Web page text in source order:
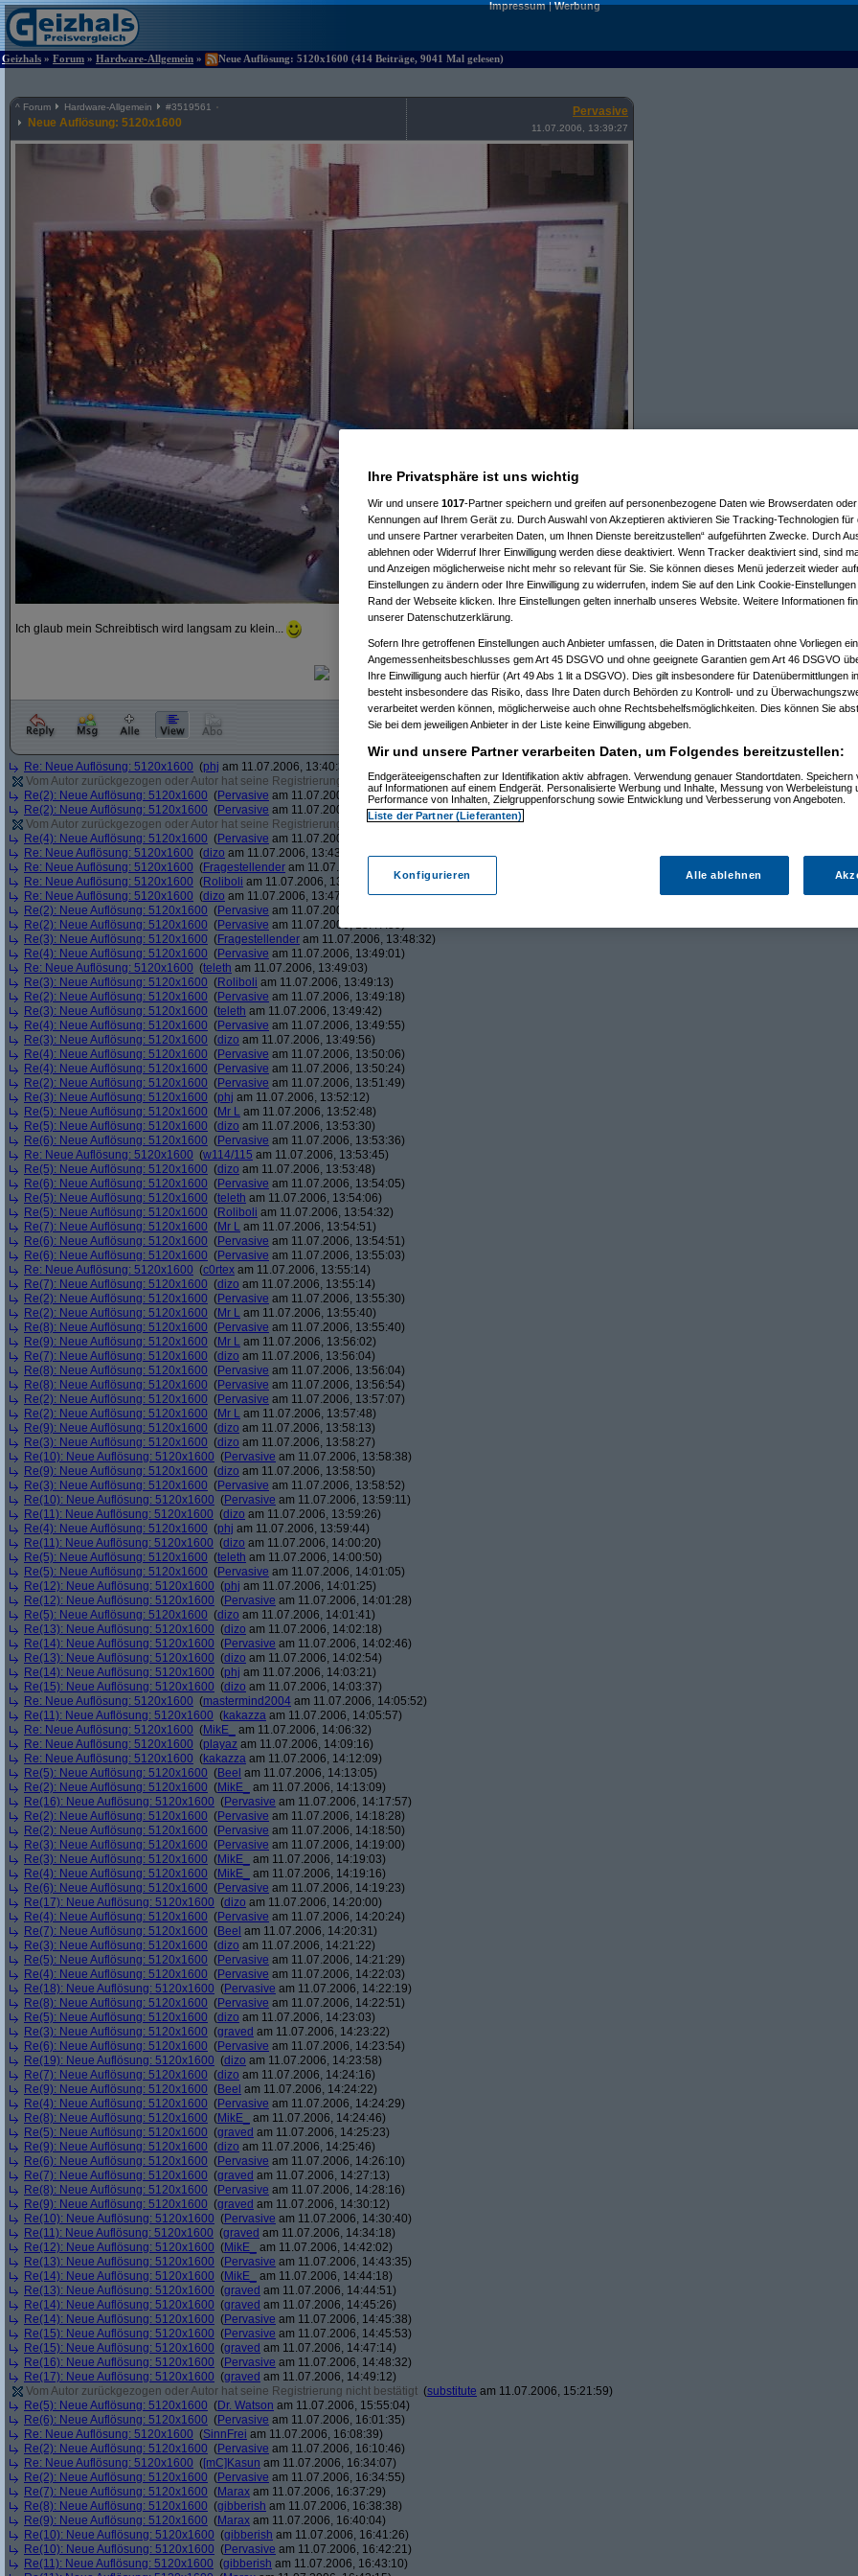
Impressum|Werbung
Geizhals » Forum » Hardware-Allgemein » Neue Auflösung: 5120x1600 (414 Beiträge, 9041 Mal gelesen)
^ Forum Hardware-Allgemein #3519561
Neue Auflösung: 5120x1600
Pervasive
11.07.2006, 13:39:27
Ich glaub mein Schreibtisch wird langsam zu klein...
Re: Neue Auflösung: 5120x1600 (phj am 11.07.2006, 13:40:39)
Vom Autor zurückgezogen oder Autor hat seine Registrierung nicht bestätigt(Nagelfaram 11.07.2006, 13:41:09)
Re(2): Neue Auflösung: 5120x1600 (Pervasive am 11.07.2006, 13:41:12)
Re(2): Neue Auflösung: 5120x1600 (Pervasive am 11.07.2006, 13:41:43)
Vom Autor zurückgezogen oder Autor hat seine Registrierung nicht bestätigt(Nagelfaram 11.07.2006, 13:42:40)
Re(4): Neue Auflösung: 5120x1600 (Pervasive am 11.07.2006, 13:43:22)
Re: Neue Auflösung: 5120x1600 (dizo am 11.07.2006, 13:43:54)
Re: Neue Auflösung: 5120x1600 (Fragestellender am 11.07.2006, 13:46:11)
Re: Neue Auflösung: 5120x1600 (Roliboli am 11.07.2006, 13:47:18)
Re: Neue Auflösung: 5120x1600 (dizo am 11.07.2006, 13:47:29)
Re(2): Neue Auflösung: 5120x1600 (Pervasive am 11.07.2006, 13:47:45)
Re(2): Neue Auflösung: 5120x1600 (Pervasive am 11.07.2006, 13:47:59)
Re(3): Neue Auflösung: 5120x1600 (Fragestellender am 11.07.2006, 13:48:32)
Re(4): Neue Auflösung: 5120x1600 (Pervasive am 11.07.2006, 13:49:01)
Re: Neue Auflösung: 5120x1600 (teleth am 11.07.2006, 13:49:03)
Re(3): Neue Auflösung: 5120x1600 (Roliboli am 11.07.2006, 13:49:13)
Re(2): Neue Auflösung: 5120x1600 (Pervasive am 11.07.2006, 13:49:18)
Re(3): Neue Auflösung: 5120x1600 (teleth am 11.07.2006, 13:49:42)
Re(4): Neue Auflösung: 5120x1600 (Pervasive am 11.07.2006, 13:49:55)
Re(3): Neue Auflösung: 5120x1600 (dizo am 11.07.2006, 13:49:56)
Re(4): Neue Auflösung: 5120x1600 (Pervasive am 11.07.2006, 13:50:06)
Re(4): Neue Auflösung: 5120x1600 (Pervasive am 11.07.2006, 13:50:24)
Re(2): Neue Auflösung: 5120x1600 (Pervasive am 11.07.2006, 13:51:49)
Re(3): Neue Auflösung: 5120x1600 (phj am 11.07.2006, 13:52:12)
Re(5): Neue Auflösung: 5120x1600 (Mr L am 11.07.2006, 13:52:48)
Re(5): Neue Auflösung: 5120x1600 (dizo am 11.07.2006, 13:53:30)
Re(6): Neue Auflösung: 5120x1600 (Pervasive am 11.07.2006, 13:53:36)
Re: Neue Auflösung: 5120x1600 (w114/115 am 11.07.2006, 13:53:45)
Re(5): Neue Auflösung: 5120x1600 (dizo am 11.07.2006, 13:53:48)
Re(6): Neue Auflösung: 5120x1600 (Pervasive am 11.07.2006, 13:54:05)
Re(5): Neue Auflösung: 5120x1600 (teleth am 11.07.2006, 13:54:06)
Re(5): Neue Auflösung: 5120x1600 (Roliboli am 11.07.2006, 13:54:32)
Re(7): Neue Auflösung: 5120x1600 (Mr L am 11.07.2006, 13:54:51)
Re(6): Neue Auflösung: 5120x1600 (Pervasive am 11.07.2006, 13:54:51)
Re(6): Neue Auflösung: 5120x1600 (Pervasive am 11.07.2006, 13:55:03)
Re: Neue Auflösung: 5120x1600 (c0rtex am 11.07.2006, 13:55:14)
Re(7): Neue Auflösung: 5120x1600 (dizo am 11.07.2006, 13:55:14)
Re(2): Neue Auflösung: 5120x1600 (Pervasive am 11.07.2006, 13:55:30)
Re(2): Neue Auflösung: 5120x1600 (Mr L am 11.07.2006, 13:55:40)
Re(8): Neue Auflösung: 5120x1600 (Pervasive am 11.07.2006, 13:55:40)
Re(9): Neue Auflösung: 5120x1600 (Mr L am 11.07.2006, 13:56:02)
Re(7): Neue Auflösung: 5120x1600 (dizo am 11.07.2006, 13:56:04)
Re(8): Neue Auflösung: 5120x1600 (Pervasive am 11.07.2006, 13:56:04)
Re(8): Neue Auflösung: 5120x1600 (Pervasive am 11.07.2006, 13:56:54)
Re(2): Neue Auflösung: 5120x1600 (Pervasive am 11.07.2006, 13:57:07)
Re(2): Neue Auflösung: 5120x1600 (Mr L am 11.07.2006, 13:57:48)
Re(9): Neue Auflösung: 5120x1600 (dizo am 11.07.2006, 13:58:13)
Re(3): Neue Auflösung: 5120x1600 (dizo am 11.07.2006, 13:58:27)
Re(10): Neue Auflösung: 5120x1600 (Pervasive am 11.07.2006, 13:58:38)
Re(9): Neue Auflösung: 5120x1600 (dizo am 11.07.2006, 13:58:50)
Re(3): Neue Auflösung: 5120x1600 (Pervasive am 11.07.2006, 13:58:52)
Re(10): Neue Auflösung: 5120x1600 (Pervasive am 11.07.2006, 13:59:11)
Re(11): Neue Auflösung: 5120x1600 (dizo am 11.07.2006, 13:59:26)
Re(4): Neue Auflösung: 5120x1600 (phj am 11.07.2006, 13:59:44)
Re(11): Neue Auflösung: 5120x1600 (dizo am 11.07.2006, 14:00:20)
Re(5): Neue Auflösung: 5120x1600 (teleth am 11.07.2006, 14:00:50)
Re(5): Neue Auflösung: 5120x1600 (Pervasive am 11.07.2006, 14:01:05)
Re(12): Neue Auflösung: 5120x1600 (phj am 11.07.2006, 14:01:25)
Re(12): Neue Auflösung: 5120x1600 (Pervasive am 11.07.2006, 14:01:28)
Re(5): Neue Auflösung: 5120x1600 (dizo am 11.07.2006, 14:01:41)
Re(13): Neue Auflösung: 5120x1600 (dizo am 11.07.2006, 14:02:18)
Re(14): Neue Auflösung: 5120x1600 (Pervasive am 11.07.2006, 14:02:46)
Re(13): Neue Auflösung: 5120x1600 (dizo am 11.07.2006, 14:02:54)
Re(14): Neue Auflösung: 5120x1600 (phj am 11.07.2006, 14:03:21)
Re(15): Neue Auflösung: 5120x1600 (dizo am 11.07.2006, 14:03:37)
Re: Neue Auflösung: 5120x1600 (mastermind2004 am 11.07.2006, 14:05:52)
Re(11): Neue Auflösung: 5120x1600 (kakazza am 11.07.2006, 14:05:57)
Re: Neue Auflösung: 5120x1600 (MikE_
am 11.07.2006, 14:06:32)
Re: Neue Auflösung: 5120x1600 (playaz am 11.07.2006, 14:09:16)
Re: Neue Auflösung: 5120x1600 (kakazza am 11.07.2006, 14:12:09)
Re(5): Neue Auflösung: 5120x1600 (Beel am 11.07.2006, 14:13:05)
Re(2): Neue Auflösung: 5120x1600 (MikE_
am 11.07.2006, 14:13:09)
Re(16): Neue Auflösung: 5120x1600 (Pervasive am 11.07.2006, 14:17:57)
Re(2): Neue Auflösung: 5120x1600 (Pervasive am 11.07.2006, 14:18:28)
Re(2): Neue Auflösung: 5120x1600 (Pervasive am 11.07.2006, 14:18:50)
Re(3): Neue Auflösung: 5120x1600 (Pervasive am 11.07.2006, 14:19:00)
Re(3): Neue Auflösung: 5120x1600 (MikE_
am 11.07.2006, 14:19:03)
Re(4): Neue Auflösung: 5120x1600 (MikE_
am 11.07.2006, 14:19:16)
Re(6): Neue Auflösung: 5120x1600 (Pervasive am 11.07.2006, 14:19:23)
Re(17): Neue Auflösung: 5120x1600 (dizo am 11.07.2006, 14:20:00)
Re(4): Neue Auflösung: 5120x1600 (Pervasive am 11.07.2006, 14:20:24)
Re(7): Neue Auflösung: 5120x1600 (Beel am 11.07.2006, 14:20:31)
Re(3): Neue Auflösung: 5120x1600 (dizo am 11.07.2006, 14:21:22)
Re(5): Neue Auflösung: 5120x1600 (Pervasive am 11.07.2006, 14:21:29)
Re(4): Neue Auflösung: 5120x1600 (Pervasive am 11.07.2006, 14:22:03)
Re(18): Neue Auflösung: 5120x1600 (Pervasive am 11.07.2006, 14:22:19)
Re(8): Neue Auflösung: 5120x1600 (Pervasive am 11.07.2006, 14:22:51)
Re(5): Neue Auflösung: 5120x1600 (dizo am 11.07.2006, 14:23:03)
Re(3): Neue Auflösung: 5120x1600 (graved am 11.07.2006, 14:23:22)
Re(6): Neue Auflösung: 5120x1600 (Pervasive am 11.07.2006, 14:23:54)
Re(19): Neue Auflösung: 5120x1600 (dizo am 11.07.2006, 14:23:58)
Re(7): Neue Auflösung: 5120x1600 (dizo am 11.07.2006, 14:24:16)
Re(9): Neue Auflösung: 5120x1600 (Beel am 11.07.2006, 14:24:22)
Re(4): Neue Auflösung: 5120x1600 (Pervasive am 11.07.2006, 14:24:29)
Re(8): Neue Auflösung: 5120x1600 (MikE_
am 11.07.2006, 14:24:46)
Re(5): Neue Auflösung: 5120x1600 (graved am 11.07.2006, 14:25:23)
Re(9): Neue Auflösung: 5120x1600 (dizo am 11.07.2006, 14:25:46)
Re(6): Neue Auflösung: 5120x1600 (Pervasive am 11.07.2006, 14:26:10)
Re(7): Neue Auflösung: 5120x1600 (graved am 11.07.2006, 14:27:13)
Re(8): Neue Auflösung: 5120x1600 (Pervasive am 11.07.2006, 14:28:16)
Re(9): Neue Auflösung: 5120x1600 (graved am 11.07.2006, 14:30:12)
Re(10): Neue Auflösung: 5120x1600 (Pervasive am 11.07.2006, 14:30:40)
Re(11): Neue Auflösung: 5120x1600 (graved am 11.07.2006, 14:34:18)
Re(12): Neue Auflösung: 5120x1600 (MikE_
am 11.07.2006, 14:42:02)
Re(13): Neue Auflösung: 5120x1600 (Pervasive am 11.07.2006, 14:43:35)
Re(14): Neue Auflösung: 5120x1600 (MikE_
am 11.07.2006, 14:44:18)
Re(13): Neue Auflösung: 5120x1600 (graved am 11.07.2006, 14:44:51)
Re(14): Neue Auflösung: 5120x1600 (graved am 11.07.2006, 14:45:26)
Re(14): Neue Auflösung: 5120x1600 (Pervasive am 11.07.2006, 14:45:38)
Re(15): Neue Auflösung: 5120x1600 (Pervasive am 11.07.2006, 14:45:53)
Re(15): Neue Auflösung: 5120x1600 (graved am 11.07.2006, 14:47:14)
Re(16): Neue Auflösung: 5120x1600 (Pervasive am 11.07.2006, 14:48:32)
Re(17): Neue Auflösung: 5120x1600 (graved am 11.07.2006, 14:49:12)
Vom Autor zurückgezogen oder Autor hat seine Registrierung nicht bestätigt (substitute am 11.07.2006, 15:21:59)
Re(5): Neue Auflösung: 5120x1600 (Dr. Watson am 11.07.2006, 15:55:04)
Re(6): Neue Auflösung: 5120x1600 (Pervasive am 11.07.2006, 16:01:35)
Re: Neue Auflösung: 5120x1600 (SinnFrei am 11.07.2006, 16:08:39)
Re(2): Neue Auflösung: 5120x1600 (Pervasive am 11.07.2006, 16:10:46)
Re: Neue Auflösung: 5120x1600 ([mC]Kasun am 11.07.2006, 16:34:07)
Re(2): Neue Auflösung: 5120x1600 (Pervasive am 11.07.2006, 16:34:55)
Re(7): Neue Auflösung: 5120x1600 (Marax am 11.07.2006, 16:37:29)
Re(8): Neue Auflösung: 5120x1600 (gibberish am 11.07.2006, 16:38:38)
Re(9): Neue Auflösung: 5120x1600 (Marax am 11.07.2006, 16:40:04)
Re(10): Neue Auflösung: 5120x1600 (gibberish am 11.07.2006, 16:41:26)
Re(10): Neue Auflösung: 5120x1600 (Pervasive am 11.07.2006, 16:42:21)
Re(11): Neue Auflösung: 5120x1600 (gibberish am 11.07.2006, 16:43:10)
Ihre Privatsphäre ist uns wichtig
Wir und unsere 1017-Partner speichern und greifen auf personenbezogene Daten wie Browserdaten
Kennungen auf Ihrem Gerät zu. Durch Auswahl von Akzeptieren aktivieren Sie Tracking-Technologien für
und unsere Partner verarbeiten Daten, um Ihnen Dienste bereitzustellen“ aufgeführten Zwecke. Durch
ablehnen oder Widerruf Ihrer Einwilligung werden diese deaktiviert. Wenn Tracker deaktiviert sind, sind
und Anzeigen möglicherweise nicht mehr so relevant für Sie. Sie können dieses Menü jederzeit wieder
Einstellungen zu ändern oder Ihre Einwilligung zu widerrufen, indem Sie auf den Link Cookie-
Rand der Webseite klicken. Ihre Einstellungen gelten innerhalb unseres Website. Weitere Informationen
unserer Datenschutzerklärung.
Sofern Ihre getroffenen Einstellungen auch Anbieter umfassen, die Daten in Drittstaaten ohne Vorliegen
Angemessenheitsbeschlusses gem Art 45 DSGVO und ohne geeignete Garantien gem Art 46 DSGVO
Ihre Einwilligung auch hierfür (Art 49 Abs 1 lit a DSGVO). Dies gilt insbesondere für Datenübermittlungen
besteht insbesondere das Risiko, dass Ihre Daten durch Behörden zu Kontroll- und zu
verarbeitet werden können, möglicherweise auch ohne Rechtsbehelfsmöglichkeiten. Dies können Sie
Sie bei dem jeweiligen Anbieter in der Liste keine Einwilligung abgeben.
Wir und unsere Partner verarbeiten Daten, um Folgendes bereitzustellen:
Endgeräteeigenschaften zur Identifikation aktiv abfragen. Verwendung genauer Standortdaten. Speichern
auf Informationen auf einem Endgerät. Personalisierte Werbung und Inhalte, Messung von Werbeleistung
Performance von Inhalten, Zielgruppenforschung sowie Entwicklung und Verbesserung von Angeboten.
Liste der Partner (Lieferanten)
Konfigurieren Alle ablehnen